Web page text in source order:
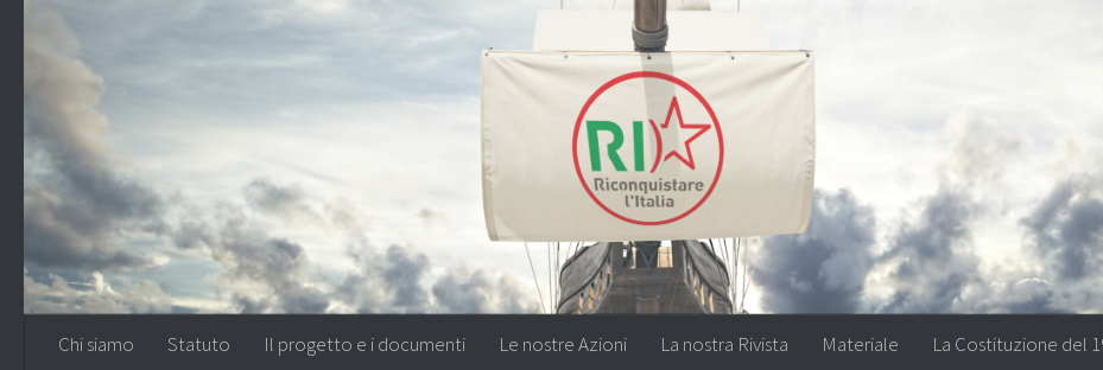
Salta al contenuto
Chi siamo Statuto Il progetto e i documenti Le nostre Azioni La nostra Rivista Materiale La Costituzione del